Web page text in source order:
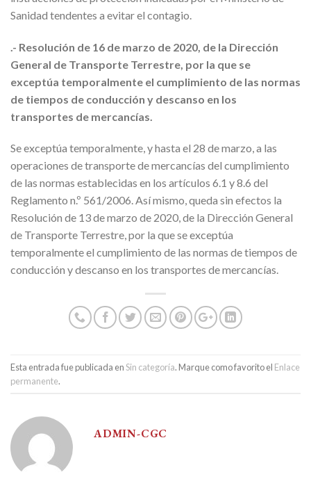
Sanidad tendentes a evitar el contagio.
.- Resolución de 16 de marzo de 2020, de la Dirección
General de Transporte Terrestre, por la que se
exceptúa temporalmente el cumplimiento de las normas
de tiempos de conducción y descanso en los
transportes de mercancías.
Se exceptúa temporalmente, y hasta el 28 de marzo, a las
operaciones de transporte de mercancías del cumplimiento
de las normas establecidas en los artículos 6.1 y 8.6 del
Reglamento n.º 561/2006. Así mismo, queda sin efectos la
Resolución de 13 de marzo de 2020, de la Dirección General
de Transporte Terrestre, por la que se exceptúa
temporalmente el cumplimiento de las normas de tiempos de
conducción y descanso en los transportes de mercancías.
Esta entrada fue publicada enSin categoría. Marque como favorito el Enlace
permanente.
ADMIN-CGC